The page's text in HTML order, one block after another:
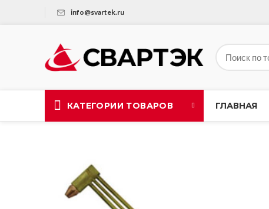
info@svartek.ru
КАТЕГОРИИ ТОВАРОВ ГЛАВНАЯ